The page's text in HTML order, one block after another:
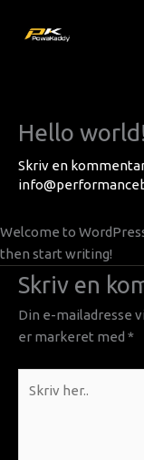
Hello world!
Skriv en
Welcome to
then start writing!
Skriv en
Din e-mailadresse
er markeret med *
her..